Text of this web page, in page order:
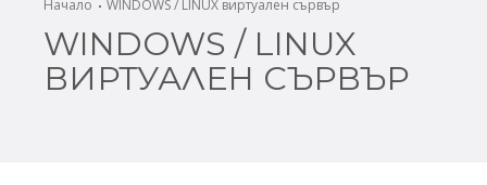
ПРОМОЦИИ
МРЕЖА
Начало WINDOWS / LINUX виртуален сървър
WINDOWS / LINUX
ВИРТУАЛЕН СЪРВЪР